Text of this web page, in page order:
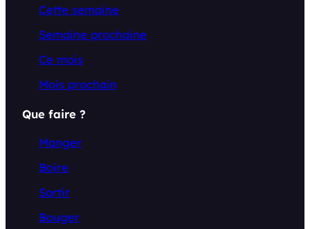
Cette semaine
Semaine prochaine
Ce mois
Mois prochain
Que faire ?
Manger
Boire
Sortir
Bouger